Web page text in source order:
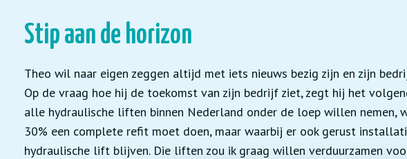
Stip aan de horizon
Theo wil naar eigen zeggen altijd met iets nieuws bezig zijn en zijn
Op de vraag hoe hij de toekomst van zijn bedrijf ziet, zegt hij het
alle hydraulische liften binnen Nederland onder de loep willen nemen,
30% een complete refit moet doen, maar waarbij er ook gerust
hydraulische lift blijven. Die liften zou ik graag willen verduurzamen